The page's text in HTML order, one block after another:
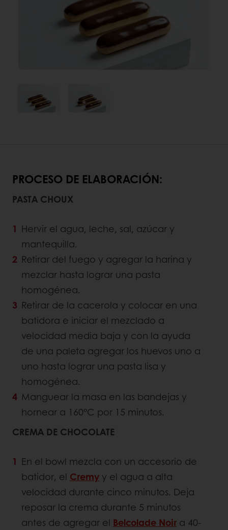
PROCESO DE ELABORACIÓN:
PASTA CHOUX
Hervir el agua, leche, sal, azúcar y
mantequilla.
Retirar del fuego y agregar la harina y
mezclar hasta lograr una pasta
homogénea.
Retirar de la cacerola y colocar en una
batidora e iniciar el mezclado a
velocidad media baja y con la ayuda
de una paleta agregar los huevos uno a
uno hasta lograr una pasta lisa y
homogénea.
Manguear la masa en las bandejas y
hornear a 160°C por 15 minutos.
CREMA DE CHOCOLATE
En el bowl mezcla con un accesorio de
batidor, el Cremy y el agua a alta
velocidad durante cinco minutos. Deja
reposar la crema durante 5 minutos
antes de agregar el Belcolade Noir a 40-